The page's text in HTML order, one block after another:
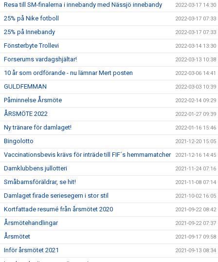
Resa till SM-finalerna i innebandy med Nässjö innebandy 2022-03-17 14:30
25% på Nike fotboll 2022-03-17 07:33
25% på Innebandy 2022-03-17 07:33
Fönsterbyte Trollevi 2022-03-14 13:30
Forserums vardagshjältar! 2022-03-13 10:38
10 år som ordförande - nu lämnar Mert posten 2022-03-06 14:41
GULDFEMMAN 2022-03-03 10:39
Påminnelse Årsmöte 2022-02-14 09:29
ÅRSMÖTE 2022 2022-01-27 09:39
Ny tränare för damlaget! 2022-01-16 15:46
Bingolotto 2021-12-20 15:05
Vaccinationsbevis krävs för inträde till FIF´s hemmamatcher 2021-12-16 14:45
Damklubbens jullotteri 2021-11-24 07:16
Småbarnsföräldrar, se hit! 2021-11-08 07:14
Damlaget firade seriesegern i stor stil 2021-10-02 16:05
Kortfattade resumé från årsmötet 2020 2021-09-22 08:42
Årsmötehandlingar 2021-09-22 07:37
Årsmötet 2021-09-17 09:58
Inför årsmötet 2021 2021-09-13 08:34